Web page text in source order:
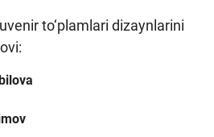
to‘plamlari dizaynlarini